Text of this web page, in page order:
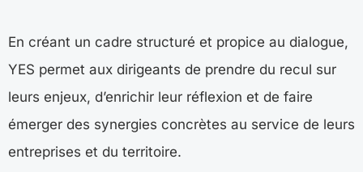
En créant un cadre structuré et propice au dialogue,
YES permet aux dirigeants de prendre du recul sur
leurs enjeux, d’enrichir leur réflexion et de faire
émerger des synergies concrètes au service de leurs
entreprises et du territoire.